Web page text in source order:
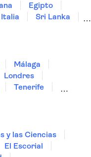
Egipto
Italia
Sri Lanka
Málaga
Londres
Tenerife
y las Ciencias
El Escorial